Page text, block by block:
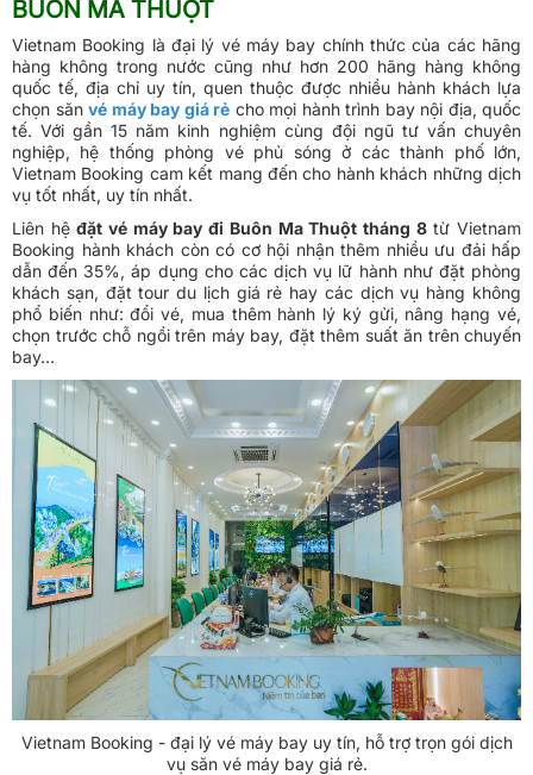
BUÔN MA THUỘT
Vietnam Booking là đại lý vé máy bay chính thức của các hãng
hàng không trong nước cũng như hơn 200 hãng hàng không
quốc tế, địa chỉ uy tín, quen thuộc được nhiều hành khách lựa
chọn săn vé máy bay giá rẻ cho mọi hành trình bay nội địa, quốc
tế. Với gần 15 năm kinh nghiệm cùng đội ngũ tư vấn chuyên
nghiệp, hệ thống phòng vé phủ sóng ở các thành phố lớn,
Vietnam Booking cam kết mang đến cho hành khách những dịch
vụ tốt nhất, uy tín nhất.
Liên hệđặt vé máy bay đi Buôn Ma Thuột tháng 8từ Vietnam
Booking hành khách còn có cơ hội nhận thêm nhiều ưu đải hấp
dẫn đến 35%, áp dụng cho các dịch vụ lữ hành như đặt phòng
khách sạn, đặt tour du lịch giá rẻ hay các dịch vụ hàng không
phổ biến như: đổi vé, mua thêm hành lý ký gửi, nâng hạng vé,
chọn trước chỗ ngồi trên máy bay, đặt thêm suất ăn trên chuyến
bay…
Vietnam Booking - đại lý vé máy bay uy tín, hỗ trợ trọn gói dịch
vụ săn vé máy bay giá rẻ.